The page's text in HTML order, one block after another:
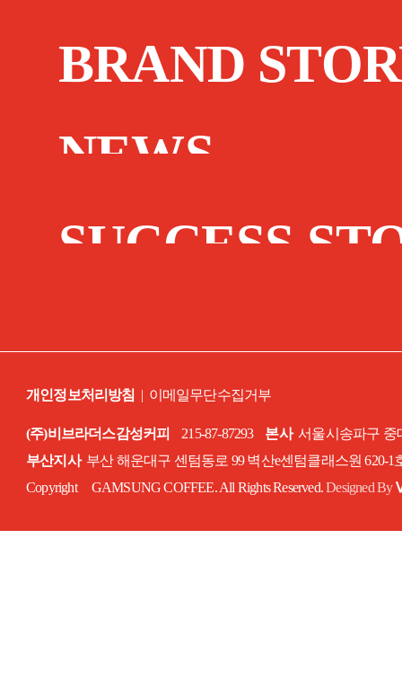
BRAND
NEWS
SUCCESS
개인정보처리방침 | 이메일무단수집거부
(주)비브라더스감성커피 215-87-87293 본사서울시송파구 중
부산지사부산 해운대구 센텀동로 99 벽산e센텀클래스원 620-1
Copyright GAMSUNG COFFEE. All Rights Reserved.Designed By